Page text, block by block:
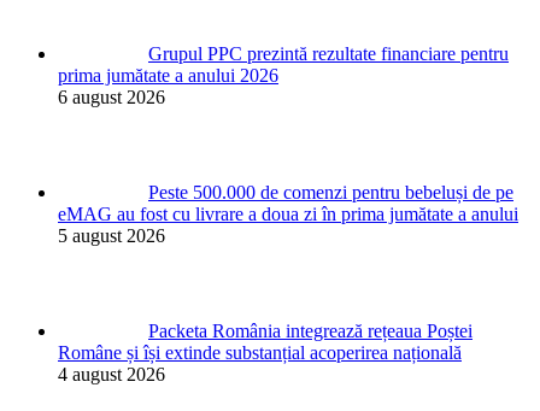
Grupul PPC prezintă rezultate financiare pentru
prima jumătate a anului 2026
6 august 2026
Peste 500.000 de comenzi pentru bebeluși de pe
eMAG au fost cu livrare a doua zi în prima jumătate a anului
5 august 2026
Packeta România integrează rețeaua Poștei
Române și își extinde substanțial acoperirea națională
4 august 2026